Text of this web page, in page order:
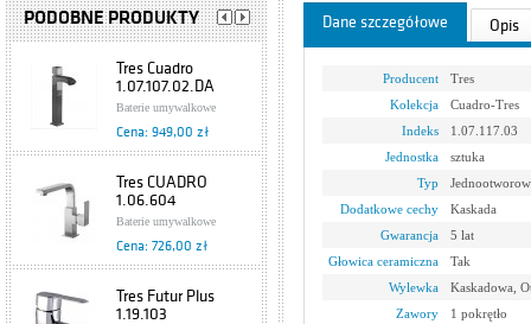
PODOBNE PRODUKTY
Tres Cuadro
1.07.107.02.DA
Baterie umywalkowe
Cena: 949,00 zł
Tres CUADRO
1.06.604
Baterie umywalkowe
Cena: 726,00 zł
Tres Futur Plus
1.19.103
Dane szczegółowe Opis
Producent
Tres
Kolekcja
Cuadro-Tres
Indeks
1.07.117.03
Jednostka
sztuka
Typ
Dodatkowe cechy
Kaskada
Gwarancja
5 lat
Głowica ceramiczna
Tak
Wylewka
Kaskadowa,
Zawory
1 pokrętło